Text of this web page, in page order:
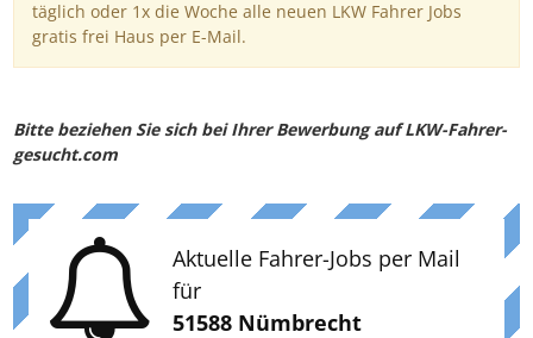
täglich oder 1x die Woche alle neuen LKW Fahrer Jobs
gratis frei Haus per E-Mail.
Bitte beziehen Sie sich bei Ihrer Bewerbung auf LKW-Fahrer-
gesucht.com
Aktuelle Fahrer-Jobs per Mail
für
51588 Nümbrecht